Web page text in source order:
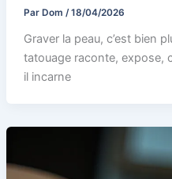
Par Dom /18/04/2026
Graver la peau, c’est bien
tatouage raconte, expose,
il incarne